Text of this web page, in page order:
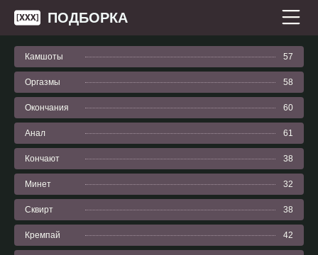
ПОДБОРКА
Камшоты 57
Оргазмы 58
Окончания 60
Анал 61
Кончают 38
Минет 32
Сквирт 38
Кремпай 42